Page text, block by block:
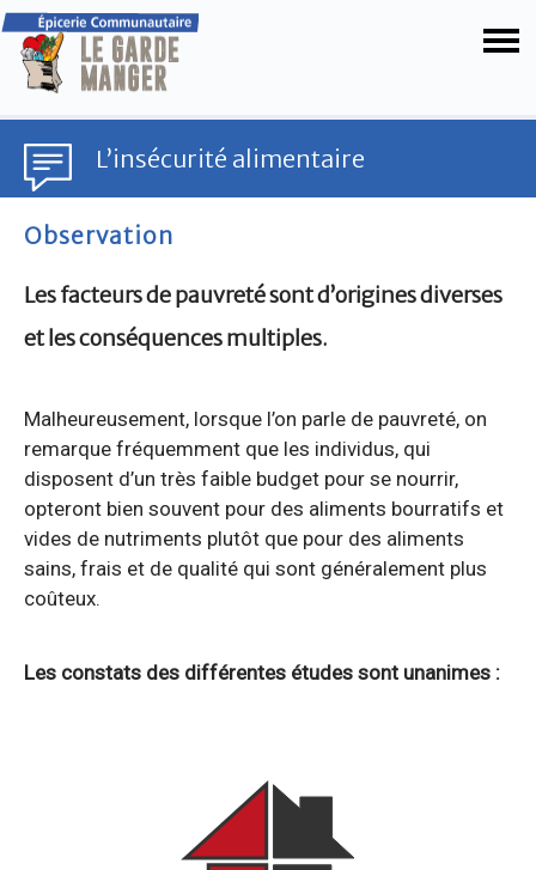
L’insécurité alimentaire
Observation
Les facteurs de pauvreté sont d’origines diverses
et les conséquences multiples.
Malheureusement, lorsque l’on parle de pauvreté, on
remarque fréquemment que les individus, qui
disposent d’un très faible budget pour se nourrir,
opteront bien souvent pour des aliments bourratifs et
vides de nutriments plutôt que pour des aliments
sains, frais et de qualité qui sont généralement plus
coûteux.
Les constats des différentes études sont unanimes :